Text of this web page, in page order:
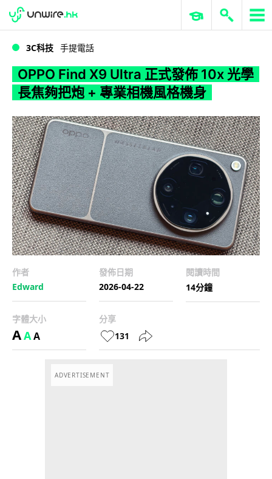
WWDC 2026 ERP 與商業 AI
3C科技 手提電話
OPPO Find X9 Ultra 正式發佈 10x 光學
長焦夠把炮 + 專業相機風格機身
作者
Edward
發佈日期
2026-04-22
閱讀時間
14分鐘
字體大小
AAA
分享
131
ADVERTISEMENT